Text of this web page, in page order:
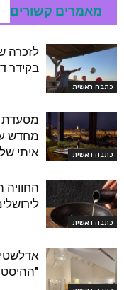
מאמרים קשורים
כתבה ראשית
לזכרה
בקידר
כתבה ראשית
מחדש
איתי
כתבה ראשית